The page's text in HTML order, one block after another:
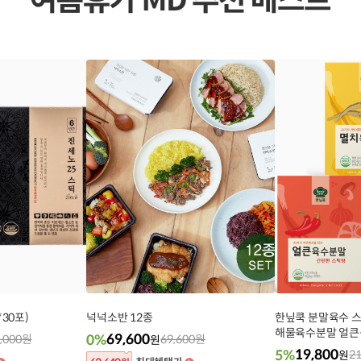
포)
원
넉넉소반 12종
0%69,600원69,600원
한닢쿡 분말육수
해물육수분말 얼
(4gx60개포)
5%19,800원